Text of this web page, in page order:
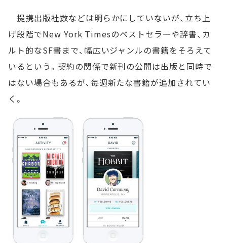
提携出版社数などは明らかにしていないが、立ち上
げ段階でNew York Timesのベストセラーや辞書、カ
ルト的なSF書まで、幅広いジャンルの書籍をそろえて
いるという。契約の関係で新刊の公開は出版と同時で
はない場合もあるが、毎週新たな書籍が追加されてい
く。